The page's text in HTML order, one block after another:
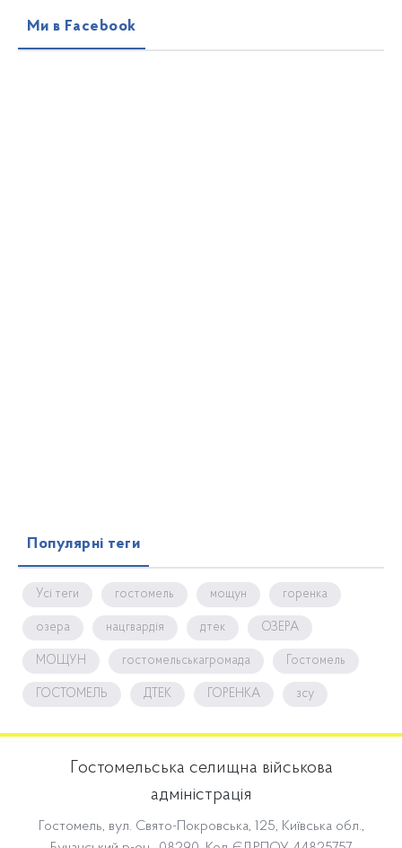
Ми в Facebook
Популярні теги
Усі теги гостомель мощун горенка
озера нацгвардія дтек ОЗЕРА
МОЩУН гостомельськагромада Гостомель
ГОСТОМЕЛЬ ДТЕК ГОРЕНКА зсу
Гостомельська селищна військова
адміністрація
Гостомель, вул. Свято-Покровська, 125, Київська обл.,